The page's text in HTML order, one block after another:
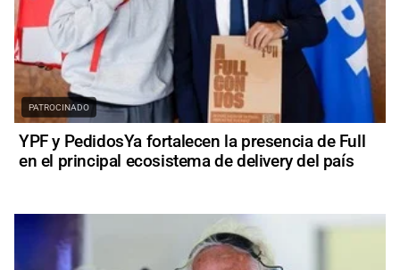
PATROCINADO
YPF y PedidosYa fortalecen la presencia de Full
en el principal ecosistema de delivery del país